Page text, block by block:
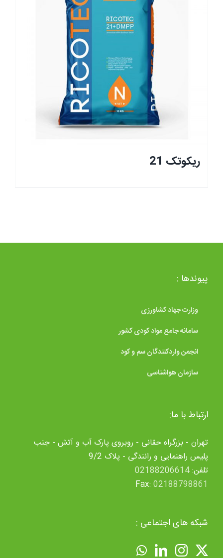
ریکوتک 21
پیوندها :
وزارت جهاد کشاورزی
سامانه جامع مواد کودی کشور
انجمن واردکنندگان سم و کود
سازمان هواشناسی
ارتباط با ما:
تهران - بزرگراه حقانی - روبروی پارک آب و آتش - جنب
پلیس راهنمایی و رانندگی - پلاک 9/2
تلفن:02188206614
Fax: 02188798861
شبکه های اجتماعی :